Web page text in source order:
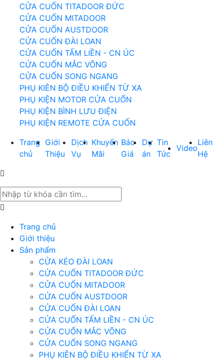
CỬA CUỐN TITADOOR ĐỨC
CỬA CUỐN MITADOOR
CỬA CUỐN AUSTDOOR
CỬA CUỐN ĐÀI LOAN
CỬA CUỐN TẤM LIỀN - CN ÚC
CỬA CUỐN MẮC VÕNG
CỬA CUỐN SONG NGANG
PHỤ KIÊN BỘ ĐIỀU KHIỂN TỪ XA
PHỤ KIỆN MOTOR CỬA CUỐN
PHỤ KIỆN BÌNH LƯU ĐIỆN
PHỤ KIỆN REMOTE CỬA CUỐN
Trang
chủ
Giới
Thiệu
Dịch
Vụ
Khuyến
Mãi
Báo
Giá
Dự
án
Tin
Tức
Video
Liên
Hệ
Trang chủ
Giới thiệu
Sản phẩm
CỬA KÉO ĐÀI LOAN
CỬA CUỐN TITADOOR ĐỨC
CỬA CUỐN MITADOOR
CỬA CUỐN AUSTDOOR
CỬA CUỐN ĐÀI LOAN
CỬA CUỐN TẤM LIỀN - CN ÚC
CỬA CUỐN MẮC VÕNG
CỬA CUỐN SONG NGANG
PHỤ KIÊN BỘ ĐIỀU KHIỂN TỪ XA